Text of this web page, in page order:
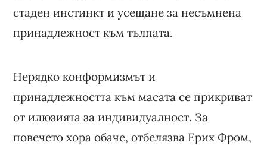
стаден инстинкт и усещане за несъмнена
принадлежност към тълпата.
Нерядко конформизмът и
принадлежността към масата се прикриват
от илюзията за индивидуалност. За
повечето хора обаче, отбелязва Ерих Фром,